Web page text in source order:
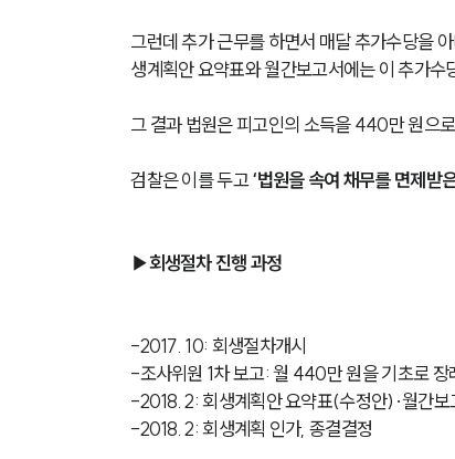
그런데 추가 근무를 하면서 매달 추가수당을
생계획안 요약표와 월간보고서에는 이 추가수
그 결과 법원은 피고인의 소득을 440만 원으
검찰은 이를 두고 ‘법원을 속여 채무를 면제받
▶회생절차 진행 과정
-2017. 10: 회생절차개시
-조사위원 1차 보고: 월 440만 원을 기초로 장
-2018. 2: 회생계획안 요약표(수정안)∙월간보
-2018. 2: 회생계획 인가, 종결결정